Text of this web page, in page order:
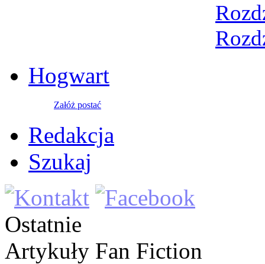
Hogwart
Załóż postać
Redakcja
Szukaj
Ostatnie
Artykuły Fan Fiction